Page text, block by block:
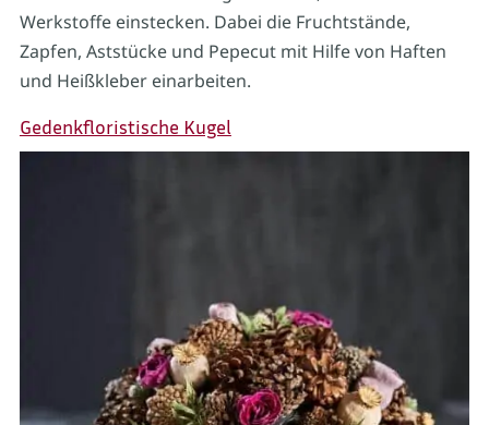
Werkstoffe einstecken. Dabei die Fruchtstände,
Zapfen, Aststücke und Pepecut mit Hilfe von Haften
und Heißkleber einarbeiten.
Gedenkfloristische Kugel